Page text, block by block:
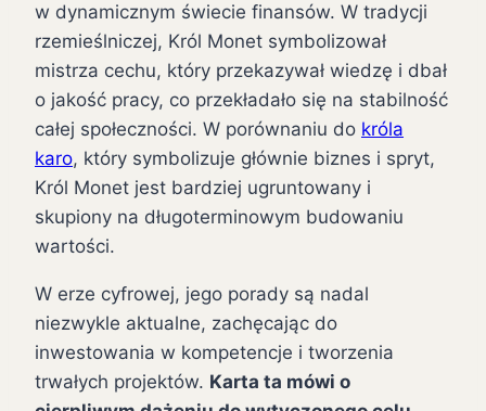
w dynamicznym świecie finansów. W tradycji
rzemieślniczej, Król Monet symbolizował
mistrza cechu, który przekazywał wiedzę i dbał
o jakość pracy, co przekładało się na stabilność
całej społeczności. W porównaniu do króla
karo, który symbolizuje głównie biznes i spryt,
Król Monet jest bardziej ugruntowany i
skupiony na długoterminowym budowaniu
wartości.
W erze cyfrowej, jego porady są nadal
niezwykle aktualne, zachęcając do
inwestowania w kompetencje i tworzenia
trwałych projektów. Karta ta mówi o